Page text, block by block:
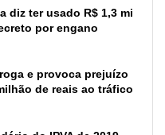
diz ter usado R$ 1,3 mi
por engano
e provoca prejuízo
de reais ao tráfico